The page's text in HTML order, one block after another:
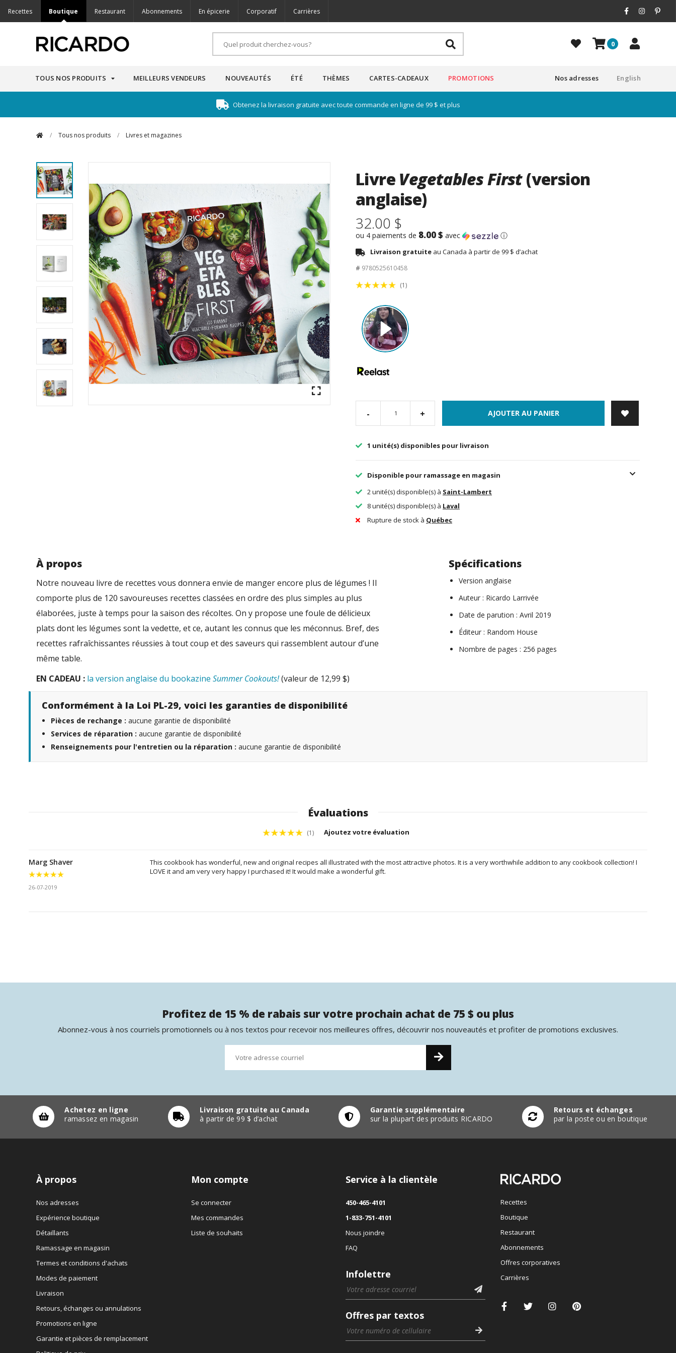
Recettes Boutique Restaurant Abonnements En épicerie Corporatif Carrières
0
TOUS NOS PRODUITS MEILLEURS VENDEURS NOUVEAUTÉS ÉTÉ THÈMES CARTES-CADEAUX PROMOTIONS English
Nos adresses
Obtenez la livraison gratuite avec toute commande en ligne de 99 $ et plus
/ Tous nos produits / Livres et magazines
Livre Vegetables First(version
anglaise)
32.00 $
ou 4 paiements de 8.00 $ avec ⓘ
Livraison gratuite au Canada à partir de 99 $ d’achat
# 9780525610458
(1)
- + AJOUTER AU PANIER
1 unité(s) disponibles pour livraison
Disponible pour ramassage en magasin
2 unité(s) disponible(s) à Saint-Lambert
8 unité(s) disponible(s) à Laval
Rupture de stock à Québec
À propos
Notre nouveau livre de recettes vous donnera envie de manger encore plus de légumes ! Il
comporte plus de 120 savoureuses recettes classées en ordre des plus simples au plus
élaborées, juste à temps pour la saison des récoltes. On y propose une foule de délicieux
plats dont les légumes sont la vedette, et ce, autant les connus que les méconnus. Bref, des
recettes rafraîchissantes réussies à tout coup et des saveurs qui rassemblent autour d’une
même table.
EN CADEAU : la version anglaise du bookazine Summer Cookouts!(valeur de 12,99 $)
Spécifications
Version anglaise
Auteur : Ricardo Larrivée
Date de parution : Avril 2019
Éditeur : Random House
Nombre de pages : 256 pages
Conformément à la Loi PL-29, voici les garanties de disponibilité
Pièces de rechange : aucune garantie de disponibilité
Services de réparation : aucune garantie de disponibilité
Renseignements pour l'entretien ou la réparation : aucune garantie de disponibilité
Évaluations
(1) Ajoutez votre évaluation
Marg Shaver
26-07-2019
This cookbook has wonderful, new and original recipes all illustrated with the most attractive photos. It is a very worthwhile addition to any cookbook collection! I
LOVE it and am very very happy I purchased it! It would make a wonderful gift.
Profitez de 15 % de rabais sur votre prochain achat de 75 $ ou plus
Abonnez-vous à nos courriels promotionnels ou à nos textos pour recevoir nos meilleures offres, découvrir nos nouveautés et profiter de promotions exclusives.
Achetez en ligne
ramassez en magasin
Livraison gratuite au Canada
à partir de 99 $ d’achat
Garantie supplémentaire
sur la plupart des produits RICARDO
Retours et échanges
par la poste ou en boutique
À propos
Nos adresses
Expérience boutique
Détaillants
Ramassage en magasin
Termes et conditions d'achats
Modes de paiement
Livraison
Retours, échanges ou annulations
Promotions en ligne
Garantie et pièces de remplacement
Mon compte
Se connecter
Mes commandes
Liste de souhaits
Service à la clientèle
450-465-4101
1-833-751-4101
Nous joindre
FAQ
Infolettre
Offres par textos
Recettes
Boutique
Restaurant
Abonnements
Offres corporatives
Carrières